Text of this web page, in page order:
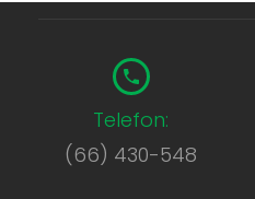
Telefon:
(66) 430-548